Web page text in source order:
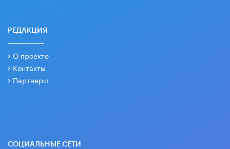
РЕДАКЦИЯ
О проекте
Контакты
Партнеры
СОЦИАЛЬНЫЕ СЕТИ